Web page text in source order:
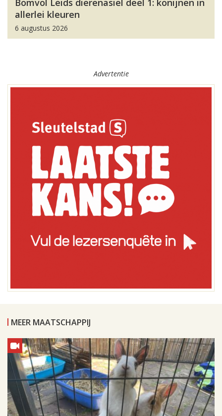
Bomvol Leids dierenasiel deel 1: konijnen in
allerlei kleuren
6 augustus 2026
Advertentie
MEER MAATSCHAPPIJ